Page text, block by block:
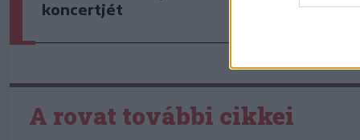
koncertjét
A rovat további cikkei